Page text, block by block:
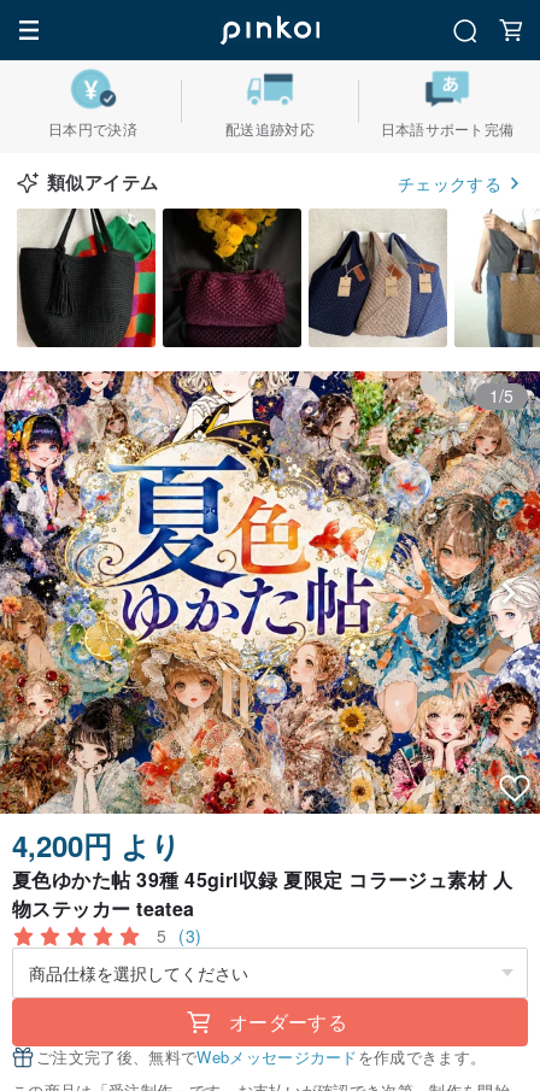
日本円で決済 配送追跡対応 日本語サポート完備
類似アイテム チェックする
1/5
4,200円 より
夏色ゆかた帖 39種 45girl収録 夏限定 コラージュ素材 人
物ステッカー teatea
5 (3)
オーダーする
ご注文完了後、無料でWebメッセージカードを作成できます。